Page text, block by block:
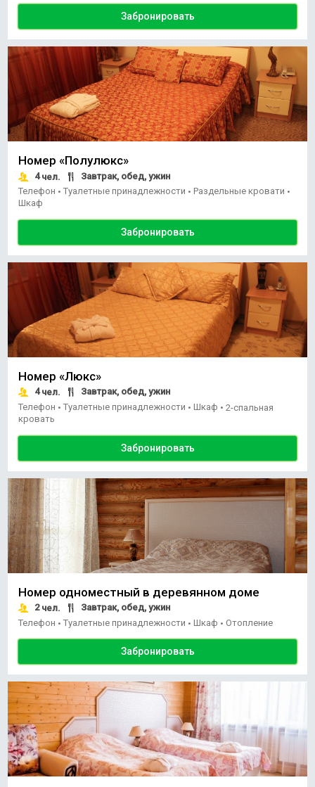
Забронировать
Номер «Полулюкс»
4чел.
Завтрак, обед, ужин
Телефон • Туалетные принадлежности • Раздельные кровати •
Шкаф
Забронировать
Номер «Люкс»
4чел.
Завтрак, обед, ужин
Телефон • Туалетные принадлежности • Шкаф • 2-спальная
кровать
Забронировать
Номер одноместный в деревянном доме
2чел.
Завтрак, обед, ужин
Телефон • Туалетные принадлежности • Шкаф • Отопление
Забронировать